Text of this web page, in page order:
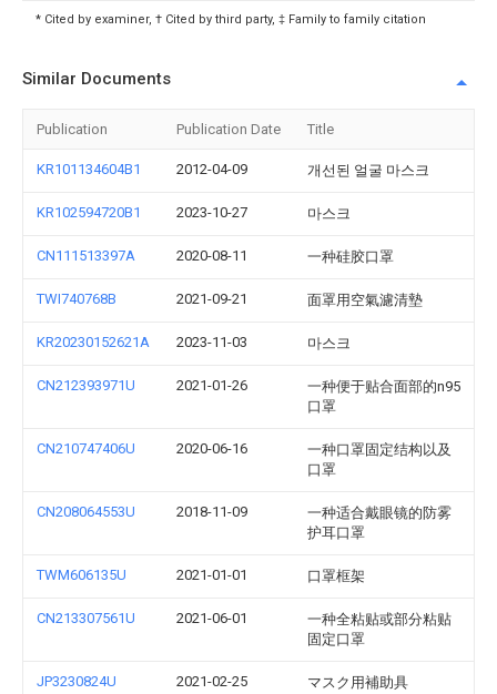
* Cited by examiner, † Cited by third party, ‡ Family to family citation
Similar Documents
Publication Publication Date Title
KR101134604B1 2012-04-09 개선된 얼굴 마스크
KR102594720B1 2023-10-27 마스크
CN111513397A 2020-08-11 一种硅胶口罩
TWI740768B 2021-09-21 面罩用空氣濾清墊
KR20230152621A 2023-11-03 마스크
CN212393971U 2021-01-26
一种便于贴合面部的n95
口罩
CN210747406U 2020-06-16
一种口罩固定结构以及
口罩
CN208064553U 2018-11-09
一种适合戴眼镜的防雾
护耳口罩
TWM606135U 2021-01-01 口罩框架
CN213307561U 2021-06-01
一种全粘贴或部分粘贴
固定口罩
JP3230824U 2021-02-25 マスク用補助具